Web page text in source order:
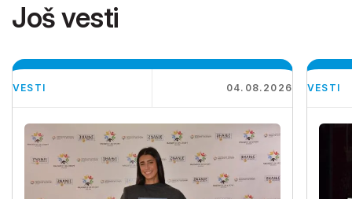
Još vesti
VESTI 04.08.2026 VESTI